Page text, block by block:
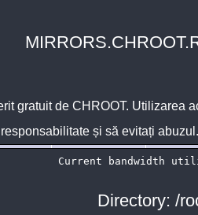
gratuit de CHROOT. Utilizarea
și să evitați abuzul.
Directory: /